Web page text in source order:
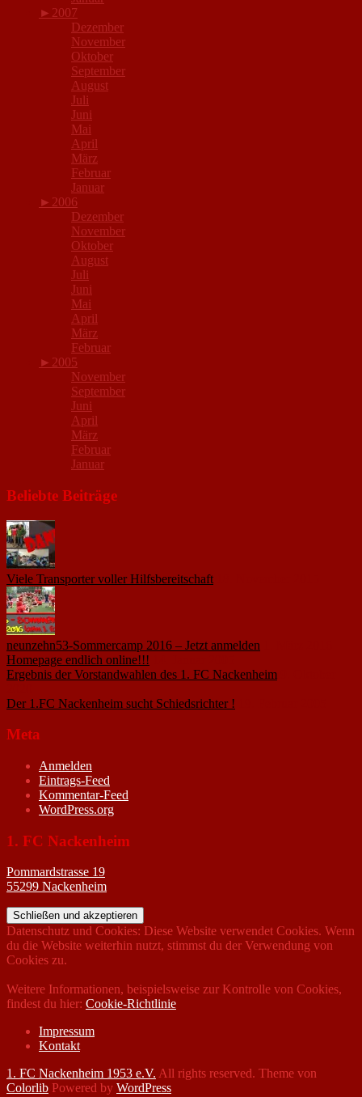
► 2007
Dezember
November
Oktober
September
August
Juli
Juni
Mai
April
März
Februar
Januar
► 2006
Dezember
November
Oktober
August
Juli
Juni
Mai
April
März
Februar
► 2005
November
September
Juni
April
März
Februar
Januar
Beliebte Beiträge
Viele Transporter voller Hilfsbereitschaft
neunzehn53-Sommercamp 2016 – Jetzt anmelden
Homepage endlich online!!!
Ergebnis der Vorstandwahlen des 1. FC Nackenheim
Der 1.FC Nackenheim sucht Schiedsrichter !
Meta
Anmelden
Eintrags-Feed
Kommentar-Feed
WordPress.org
1. FC Nackenheim
Pommardstrasse 19
55299 Nackenheim
Datenschutz und Cookies: Diese Website verwendet Cookies. Wenn
du die Website weiterhin nutzt, stimmst du der Verwendung von
Cookies zu.
Weitere Informationen, beispielsweise zur Kontrolle von Cookies,
findest du hier: Cookie-Richtlinie
Impressum
Kontakt
1. FC Nackenheim 1953 e.V. All rights reserved. Theme von
Colorlib Powered by WordPress